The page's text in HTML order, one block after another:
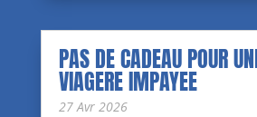
PAS DE CADEAU POUR
VIAGERE IMPAYEE
27 Avr 2026